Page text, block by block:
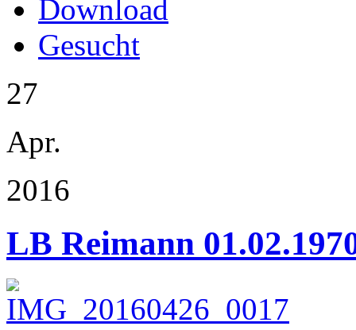
Download
Gesucht
27
Apr.
2016
LB Reimann